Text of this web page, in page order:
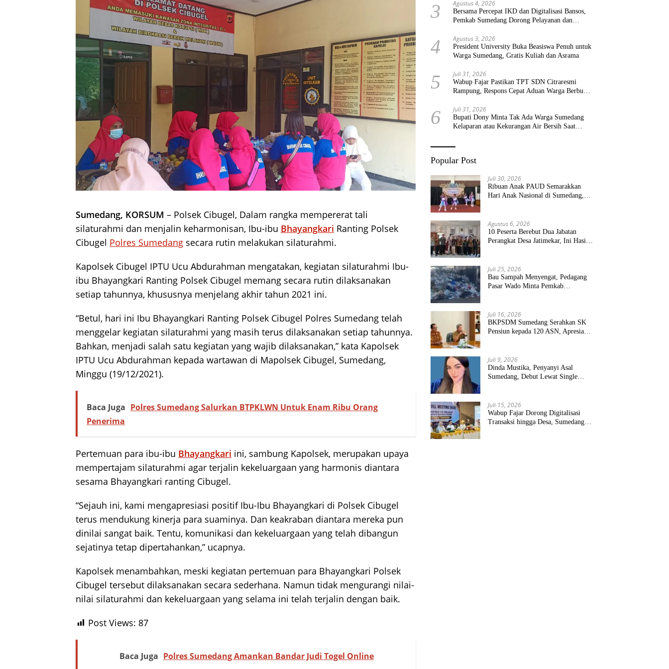
Sumedang, KORSUM – Polsek Cibugel, Dalam rangka mempererat tali
silaturahmi dan menjalin keharmonisan, Ibu-ibu Bhayangkari Ranting Polsek
Cibugel Polres Sumedang secara rutin melakukan silaturahmi.
Kapolsek Cibugel IPTU Ucu Abdurahman mengatakan, kegiatan silaturahmi Ibu-
ibu Bhayangkari Ranting Polsek Cibugel memang secara rutin dilaksanakan
setiap tahunnya, khususnya menjelang akhir tahun 2021 ini.
“Betul, hari ini Ibu Bhayangkari Ranting Polsek Cibugel Polres Sumedang telah
menggelar kegiatan silaturahmi yang masih terus dilaksanakan setiap tahunnya.
Bahkan, menjadi salah satu kegiatan yang wajib dilaksanakan,” kata Kapolsek
IPTU Ucu Abdurahman kepada wartawan di Mapolsek Cibugel, Sumedang,
Minggu (19/12/2021).
Baca Juga Polres Sumedang Salurkan BTPKLWN Untuk Enam Ribu Orang
Penerima
Pertemuan para ibu-ibu Bhayangkari ini, sambung Kapolsek, merupakan upaya
mempertajam silaturahmi agar terjalin kekeluargaan yang harmonis diantara
sesama Bhayangkari ranting Cibugel.
“Sejauh ini, kami mengapresiasi positif Ibu-Ibu Bhayangkari di Polsek Cibugel
terus mendukung kinerja para suaminya. Dan keakraban diantara mereka pun
dinilai sangat baik. Tentu, komunikasi dan kekeluargaan yang telah dibangun
sejatinya tetap dipertahankan,” ucapnya.
Kapolsek menambahkan, meski kegiatan pertemuan para Bhayangkari Polsek
Cibugel tersebut dilaksanakan secara sederhana. Namun tidak mengurangi nilai-
nilai silaturahmi dan kekeluargaan yang selama ini telah terjalin dengan baik.
Post Views: 87
Baca Juga Polres Sumedang Amankan Bandar Judi Togel Online
3 Agustus 4, 2026
Bersama Percepat IKD dan Digitalisasi Bansos,
Pemkab Sumedang Dorong Pelayanan dan
4 Agustus 3, 2026
President University Buka Beasiswa Penuh untuk
Warga Sumedang, Gratis Kuliah dan Asrama
5 Juli 31, 2026
Wabup Fajar Pastikan TPT SDN Citraresmi
Rampung, Respons Cepat Aduan Warga Berbuah
6 Juli 31, 2026
Bupati Dony Minta Tak Ada Warga Sumedang
Kelaparan atau Kekurangan Air Bersih Saat
Popular Post
Juli 30, 2026
Ribuan Anak PAUD Semarakkan
Hari Anak Nasional di Sumedang,
Agustus 6, 2026
10 Peserta Berebut Dua Jabatan
Perangkat Desa Jatimekar, Ini Hasil
Juli 25, 2026
Bau Sampah Menyengat, Pedagang
Pasar Wado Minta Pemkab
Juli 16, 2026
BKPSDM Sumedang Serahkan SK
Pensiun kepada 120 ASN, Apresiasi
Juli 9, 2026
Dinda Mustika, Penyanyi Asal
Sumedang, Debut Lewat Single
Juli 15, 2026
Wabup Fajar Dorong Digitalisasi
Transaksi hingga Desa, Sumedang